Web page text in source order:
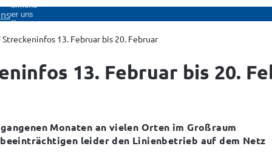
Über uns
öffnen
13. Februar bis 20. Februar
13. Februar bis 20.
Monaten an vielen Orten im Großraum
leider den Linienbetrieb auf dem Netz